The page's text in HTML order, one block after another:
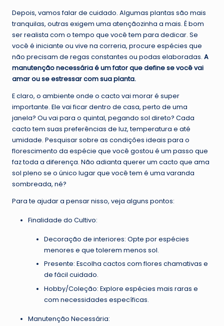
Depois, vamos falar de cuidado. Algumas plantas são mais
tranquilas, outras exigem uma atençãozinha a mais. É bom
ser realista com o tempo que você tem para dedicar. Se
você é iniciante ou vive na correria, procure espécies que
não precisam de regas constantes ou podas elaboradas. A
manutenção necessária é um fator que define se você vai
amar ou se estressar com sua planta.
E claro, o ambiente onde o cacto vai morar é super
importante. Ele vai ficar dentro de casa, perto de uma
janela? Ou vai para o quintal, pegando sol direto? Cada
cacto tem suas preferências de luz, temperatura e até
umidade. Pesquisar sobre as condições ideais para o
florescimento da espécie que você gostou é um passo que
faz toda a diferença. Não adianta querer um cacto que ama
sol pleno se o único lugar que você tem é uma varanda
sombreada, né?
Para te ajudar a pensar nisso, veja alguns pontos:
Finalidade do Cultivo:
Decoração de interiores: Opte por espécies
menores e que tolerem menos sol.
Presente: Escolha cactos com flores chamativas e
de fácil cuidado.
Hobby/Coleção: Explore espécies mais raras e
com necessidades específicas.
Manutenção Necessária: